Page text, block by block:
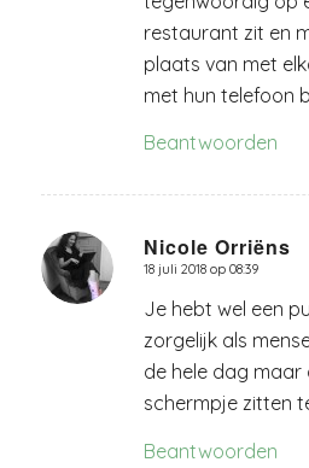
restaurant zit en
plaats van met
met hun telefoon
Beantwoorden
Nicole Orriëns
zegt:
18 juli 2018 op 08:39
Je hebt wel een
zorgelijk als
de hele dag maar
schermpje zitten
Beantwoorden